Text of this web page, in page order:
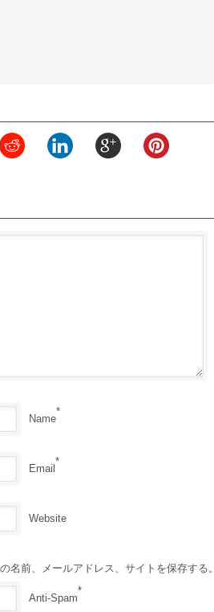
Name
*
Email
*
Website
名前、メールアドレス、サイトを保存する。
Anti-Spam
*